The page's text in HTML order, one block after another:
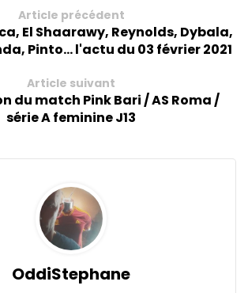
Article précédent
El Shaarawy, Reynolds, Dybala,
Pinto... l'actu du 03 février 2021
Article suivant
du match Pink Bari / AS Roma /
série A feminine J13
OddiStephane